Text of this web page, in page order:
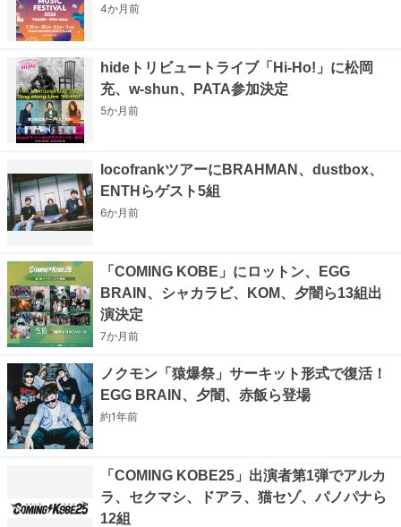
4か月前
hideトリビュートライブ「Hi-Ho!」に松岡
充、w-shun、PATA参加決定
5か月前
locofrankツアーにBRAHMAN、dustbox、
ENTHらゲスト5組
6か月前
「COMING KOBE」にロットン、EGG
BRAIN、シャカラビ、KOM、夕闇ら13組出
演決定
7か月前
ノクモン「猿爆祭」サーキット形式で復活！
EGG BRAIN、夕闇、赤飯ら登場
約1年前
「COMING KOBE25」出演者第1弾でアルカ
ラ、セクマシ、ドアラ、猫セゾ、パノパナら
12組